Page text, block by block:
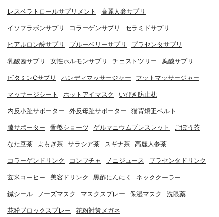
レスベラトロールサプリメント 高麗人参サプリ
イソフラボンサプリ コラーゲンサプリ セラミドサプリ
ヒアルロン酸サプリ ブルーベリーサプリ プラセンタサプリ
乳酸菌サプリ 女性ホルモンサプリ チェストツリー 葉酸サプリ
ビタミンCサプリ ハンディマッサージャー フットマッサージャー
マッサージシート ホットアイマスク いびき防止枕
内反小趾サポーター 外反母趾サポーター 猫背矯正ベルト
膝サポーター 骨盤ショーツ ゲルマニウムブレスレット ごぼう茶
なた豆茶 よもぎ茶 サラシア茶 スギナ茶 高麗人参茶
コラーゲンドリンク コンブチャ ノニジュース プラセンタドリンク
玄米コーヒー 美容ドリンク 黒酢にんにく ネッククーラー
鍼シール ノーズマスク マスクスプレー 保湿マスク 洗眼薬
花粉ブロックスプレー 花粉対策メガネ